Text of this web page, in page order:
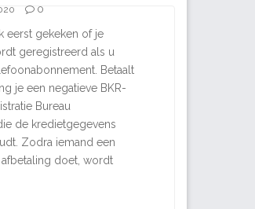
0
eerst gekeken of je
geregistreerd als u
Betaalt
je een negatieve BKR-
Bureau
de kredietgegevens
Zodra iemand een
doet, wordt